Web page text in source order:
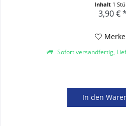
Inhalt 1
3,90 € *
Sofort versandfertig,
In den